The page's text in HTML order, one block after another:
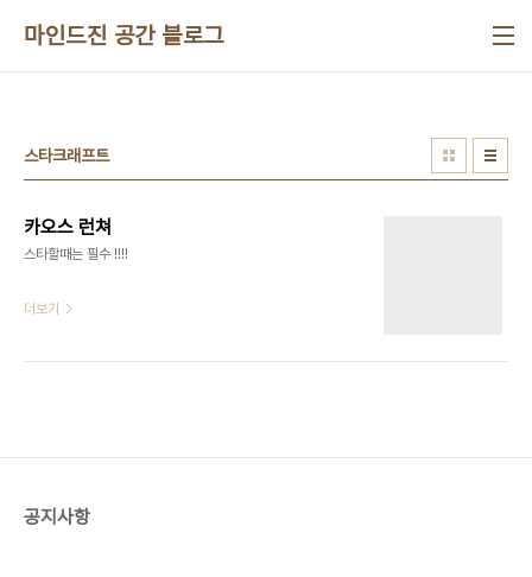
마인드진 공간 블로그
스타크래프트
카오스 런쳐
스타할때는 필수 !!!!
더보기
공지사항